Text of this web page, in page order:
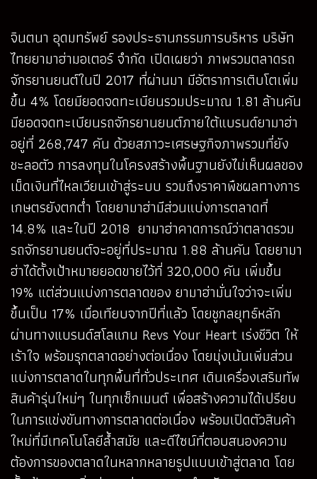
จินตนา อุดมทรัพย์ รองประธานกรรมการบริหาร บริษัท
ไทยยามาฮ่ามอเตอร์ จำกัด เปิดเผยว่า ภาพรวมตลาดรถ
จักรยานยนต์ในปี 2017 ที่ผ่านมา มีอัตราการเติบโตเพิ่ม
ขึ้น 4% โดยมียอดจดทะเบียนรวมประมาณ 1.81 ล้านคัน
มียอดจดทะเบียนรถจักรยานยนต์ภายใต้แบรนด์ยามาฮ่า
อยู่ที่ 268,747 คัน ด้วยสภาวะเศรษฐกิจภาพรวมที่ยัง
ชะลอตัว การลงทุนในโครงสร้างพื้นฐานยังไม่เห็นผลของ
เม็ดเงินที่ไหลเวียนเข้าสู่ระบบ รวมถึงราคาพืชผลทางการ
เกษตรยังตกต่ำ โดยยามาฮ่ามีส่วนแบ่งการตลาดที่
14.8% และในปี 2018 ยามาฮ่าคาดการณ์ว่าตลาดรวม
รถจักรยานยนต์จะอยู่ที่ประมาณ 1.88 ล้านคัน โดยยามา
ฮ่าได้ตั้งเป้าหมายยอดขายไว้ที่ 320,000 คัน เพิ่มขึ้น
19% แต่ส่วนแบ่งการตลาดของ ยามาฮ่ามั่นใจว่าจะเพิ่ม
ขึ้นเป็น 17% เมื่อเทียบจากปีที่แล้ว โดยชูกลยุทธ์หลัก
ผ่านทางแบรนด์สโลแกน Revs Your Heart เร่งชีวิต ให้
เร้าใจ พร้อมรุกตลาดอย่างต่อเนื่อง โดยมุ่งเน้นเพิ่มส่วน
แบ่งการตลาดในทุกพื้นที่ทั่วประเทศ เดินเครื่องเสริมทัพ
สินค้ารุ่นใหม่ๆ ในทุกเซ็กเมนต์ เพื่อสร้างความได้เปรียบ
ในการแข่งขันทางการตลาดต่อเนื่อง พร้อมเปิดตัวสินค้า
ใหม่ที่มีเทคโนโลยีล้ำสมัย และดีไซน์ที่ตอบสนองความ
ต้องการของตลาดในหลากหลายรูปแบบเข้าสู่ตลาด โดย